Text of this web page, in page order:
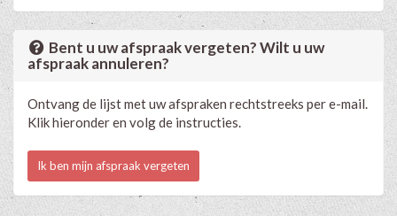
Bent u uw afspraak vergeten? Wilt u uw
afspraak annuleren?
Ontvang de lijst met uw afspraken rechtstreeks per e-mail.
Klik hieronder en volg de instructies.
Ik ben mijn afspraak vergeten